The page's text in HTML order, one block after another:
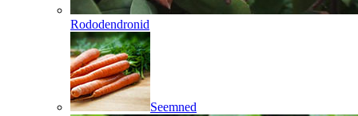
Rododendronid
Seemned